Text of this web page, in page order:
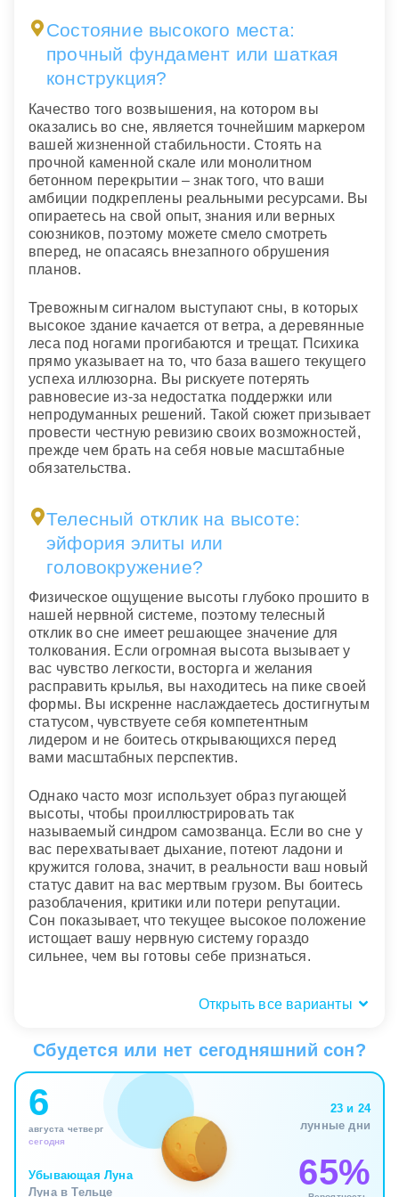
Состояние высокого места:
прочный фундамент или шаткая
конструкция?
Качество того возвышения, на котором вы
оказались во сне, является точнейшим маркером
вашей жизненной стабильности. Стоять на
прочной каменной скале или монолитном
бетонном перекрытии – знак того, что ваши
амбиции подкреплены реальными ресурсами. Вы
опираетесь на свой опыт, знания или верных
союзников, поэтому можете смело смотреть
вперед, не опасаясь внезапного обрушения
планов.
Тревожным сигналом выступают сны, в которых
высокое здание качается от ветра, а деревянные
леса под ногами прогибаются и трещат. Психика
прямо указывает на то, что база вашего текущего
успеха иллюзорна. Вы рискуете потерять
равновесие из-за недостатка поддержки или
непродуманных решений. Такой сюжет призывает
провести честную ревизию своих возможностей,
прежде чем брать на себя новые масштабные
обязательства.
Телесный отклик на высоте:
эйфория элиты или
головокружение?
Физическое ощущение высоты глубоко прошито в
нашей нервной системе, поэтому телесный
отклик во сне имеет решающее значение для
толкования. Если огромная высота вызывает у
вас чувство легкости, восторга и желания
расправить крылья, вы находитесь на пике своей
формы. Вы искренне наслаждаетесь достигнутым
статусом, чувствуете себя компетентным
лидером и не боитесь открывающихся перед
вами масштабных перспектив.
Однако часто мозг использует образ пугающей
высоты, чтобы проиллюстрировать так
называемый синдром самозванца. Если во сне у
вас перехватывает дыхание, потеют ладони и
кружится голова, значит, в реальности ваш новый
статус давит на вас мертвым грузом. Вы боитесь
разоблачения, критики или потери репутации.
Сон показывает, что текущее высокое положение
истощает вашу нервную систему гораздо
сильнее, чем вы готовы себе признаться.
Открыть все варианты
мужчине
Для незамужней девушки сон о
нахождении на большой высоте часто отражает
ее требования к будущему партнеру и
собственную карьерную планку. Если подъем
дается легко, она чувствует в себе силы для
независимого социального взлета. Для замужней
женщины пугающая высота может
Сбудется или нет сегодняшний сон?
6
августа четверг
сегодня
Убывающая Луна
Луна в Тельце
23 и 24
лунные дни
65%